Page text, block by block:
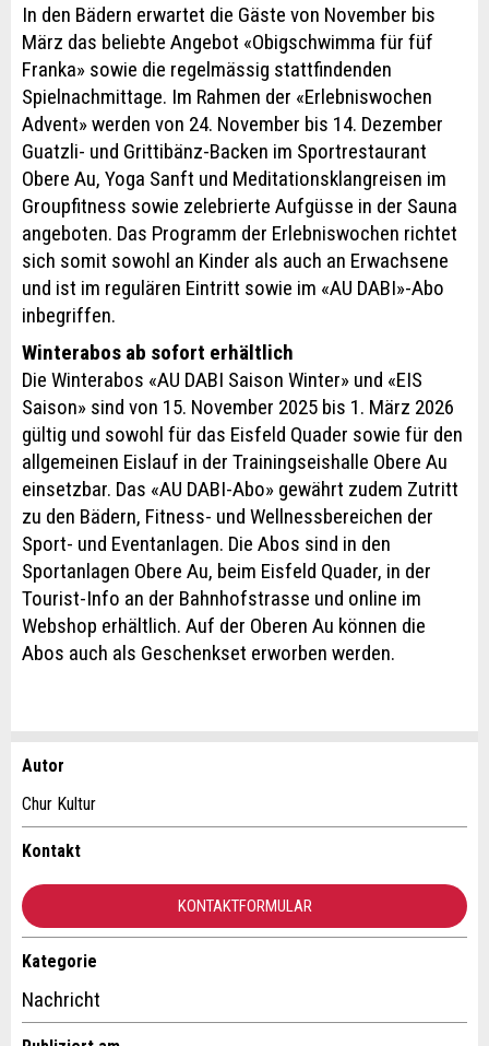
In den Bädern erwartet die Gäste von November bis
März das beliebte Angebot «Obigschwimma für füf
Franka» sowie die regelmässig stattfindenden
Spielnachmittage. Im Rahmen der «Erlebniswochen
Advent» werden von 24. November bis 14. Dezember
Guatzli- und Grittibänz-Backen im Sportrestaurant
Obere Au, Yoga Sanft und Meditationsklangreisen im
Groupfitness sowie zelebrierte Aufgüsse in der Sauna
angeboten. Das Programm der Erlebniswochen richtet
sich somit sowohl an Kinder als auch an Erwachsene
und ist im regulären Eintritt sowie im «AU DABI»-Abo
inbegriffen.
Winterabos ab sofort erhältlich
Die Winterabos «AU DABI Saison Winter» und «EIS
Saison» sind von 15. November 2025 bis 1. März 2026
gültig und sowohl für das Eisfeld Quader sowie für den
allgemeinen Eislauf in der Trainingseishalle Obere Au
einsetzbar. Das «AU DABI-Abo» gewährt zudem Zutritt
zu den Bädern, Fitness- und Wellnessbereichen der
Sport- und Eventanlagen. Die Abos sind in den
Sportanlagen Obere Au, beim Eisfeld Quader, in der
Tourist-Info an der Bahnhofstrasse und online im
Webshop erhältlich. Auf der Oberen Au können die
Abos auch als Geschenkset erworben werden.
Anzeige beanstanden
Ihr Feedback wird sehr geschätzt!
Allgemeines Feedback
Anzeige nicht mehr gültig
Anzeige unvollständig
Anzeige weiterempfehlen
Empfehlen Sie diese Anzeige an Freunde weiter.
Autor
Chur Kultur
Kontakt
KONTAKTFORMULAR
Kontakt
Kategorie
Nachricht